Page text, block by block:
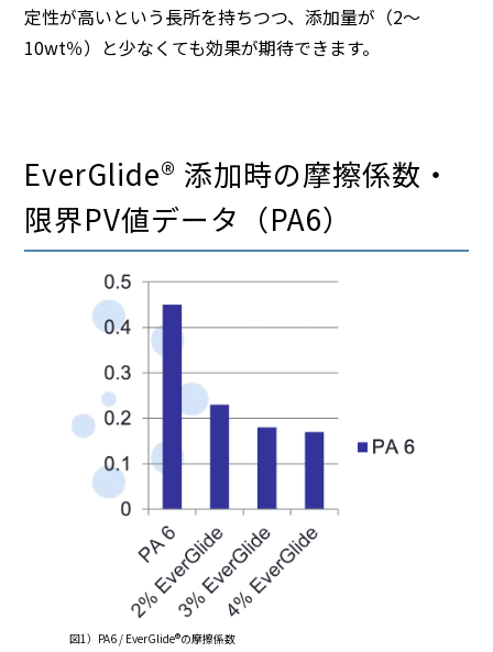
定性が高いという長所を持ちつつ、添加量が（2〜
10wt％）と少なくても効果が期待できます。
EverGlide® 添加時の摩擦係数・
限界PV値データ（PA6）
図1）PA6 / EverGlide®の摩擦係数